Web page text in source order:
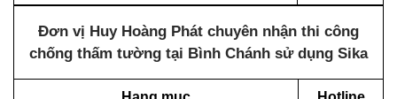
Đơn vị Huy Hoàng Phát chuyên nhận thi công
chống thấm tường tại Bình Chánh sử dụng Sika